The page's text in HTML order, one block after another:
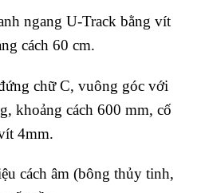
ngang U-Track bằng vít
cách 60 cm.
chữ C, vuông góc với
khoảng cách 600 mm, cố
4mm.
cách âm (bông thủy tinh,